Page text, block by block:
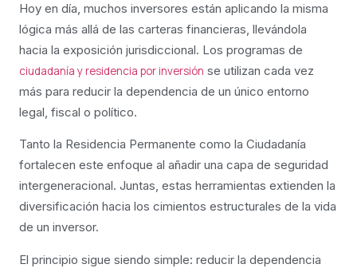
Hoy en día, muchos inversores están aplicando la misma
lógica más allá de las carteras financieras, llevándola
hacia la exposición jurisdiccional. Los programas de
ciudadanía y residencia por inversión se utilizan cada vez
más para reducir la dependencia de un único entorno
legal, fiscal o político.
Tanto la Residencia Permanente como la Ciudadanía
fortalecen este enfoque al añadir una capa de seguridad
intergeneracional. Juntas, estas herramientas extienden la
diversificación hacia los cimientos estructurales de la vida
de un inversor.
El principio sigue siendo simple: reducir la dependencia